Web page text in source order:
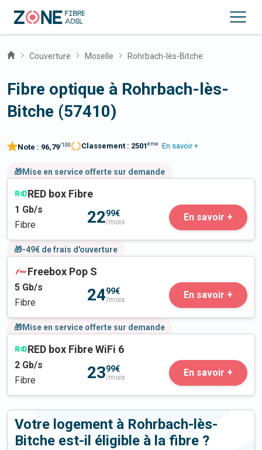
Couverture Moselle Rohrbach-lès-Bitche
Fibre optique à Rohrbach-lès-
Bitche (57410)
Note : 96,79/100 Classement : 2501 ème En savoir +
🎁Mise en service offerte sur demande
RED box Fibre
1 Gb/s
Fibre
2299€
/mois En savoir +
🎁-49€ de frais d'ouverture
Freebox Pop S
5 Gb/s
Fibre
2499€
/mois En savoir +
🎁Mise en service offerte sur demande
RED box Fibre WiFi 6
2 Gb/s
Fibre
2399€
/mois En savoir +
Votre logement à Rohrbach-lès-
Bitche est-il éligible à la fibre ?